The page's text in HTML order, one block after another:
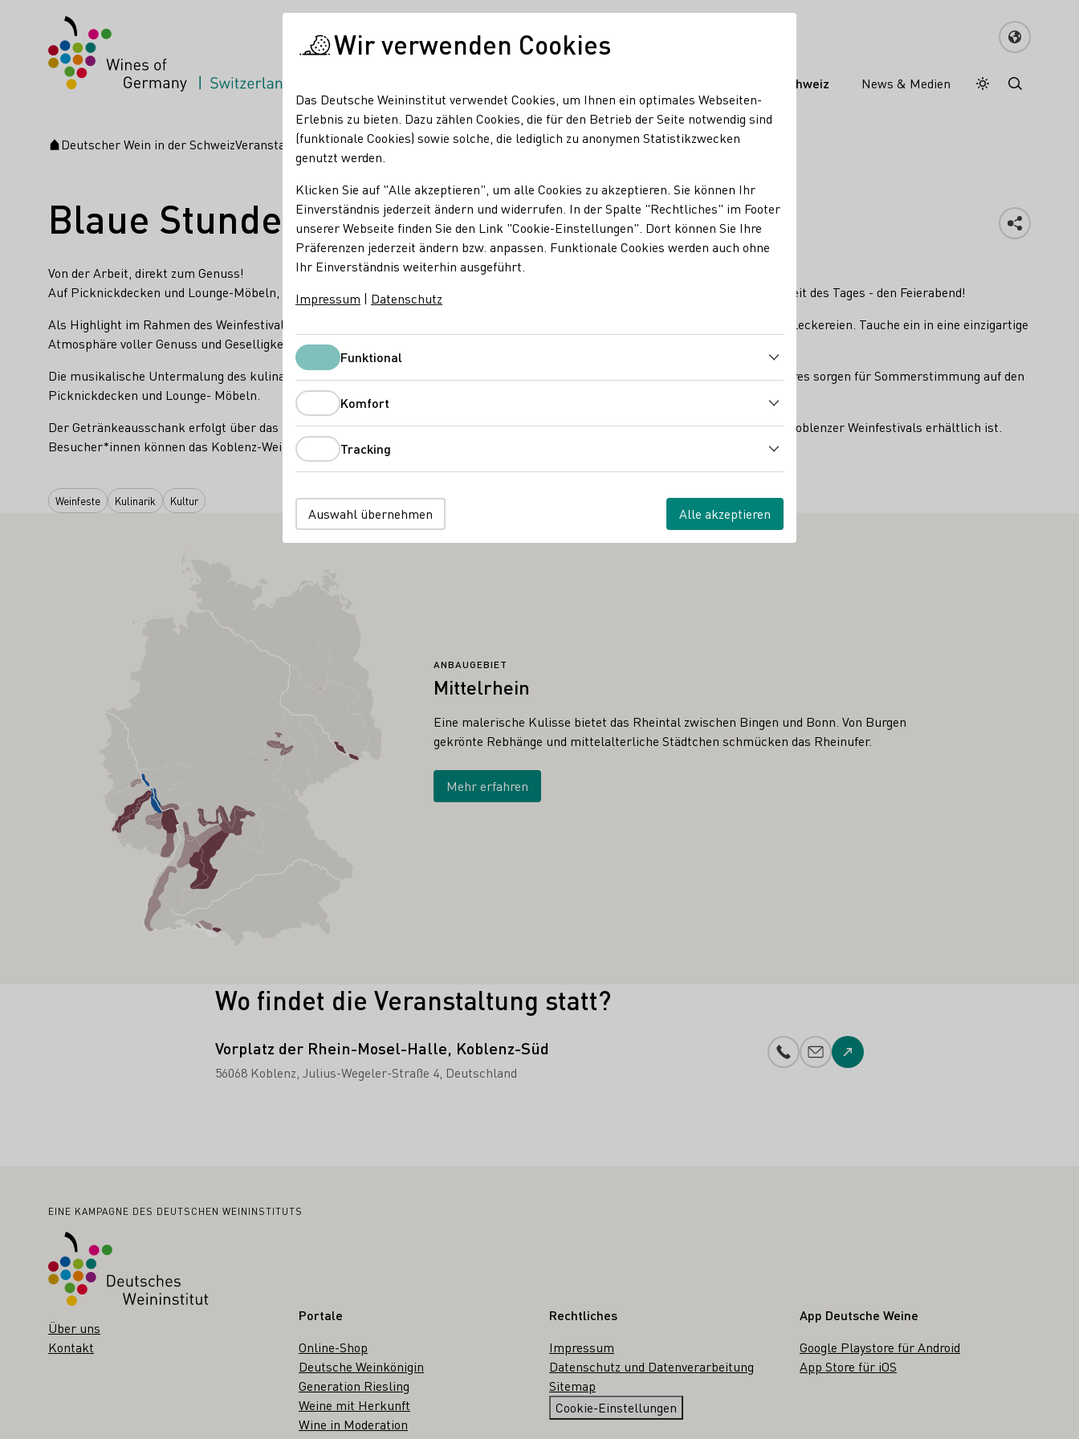
Deutscher Wein in der Schweiz News & Medien Tagesmodus
Nachtmodus
Startseite
Deutscher Wein in der SchweizVeranstaltungenBlaue Stunde- PopUp Weinbar
Blaue Stunde- PopUp Weinbar
Von der Arbeit, direkt zum Genuss!
Auf Picknickdecken und Lounge-Möbeln, mit relaxten Klängen im Ohr und einem Glas Riesling in der Hand feiern wir die schönste Zeit des Tages - den Feierabend!
Als Highlight im Rahmen des Weinfestival Koblenz bietet die Blaue Stunde die erlesenen Festivalweine in Begleitung von regionalen Leckereien. Tauche ein in eine einzigartige
Atmosphäre voller Genuss und Geselligkeit direkt vor der beeindruckenden Kulisse der Rhein-Mosel-Halle in Koblenz.
Die musikalische Untermalung des kulinarischen Feierabends liegt in der Hand eines DJs: Entspannte Beats aus verschiedenen Genres sorgen für Sommerstimmung auf den
Picknickdecken und Lounge- Möbeln.
Der Getränkeausschank erfolgt über das Koblenz-Weinglas, welches für den Pfandbetrag von 5,00 € auf allen Veranstaltungen des Koblenzer Weinfestivals erhältlich ist.
Besucher*innen können das Koblenz-Weinglas gerne behalten oder gegen den Pfandbetrag auf allen Veranstaltungen eintauschen.
Weinfeste Kulinarik Kultur
ANBAUGEBIET
Mittelrhein
Eine malerische Kulisse bietet das Rheintal zwischen Bingen und Bonn. Von Burgen
gekrönte Rebhänge und mittelalterliche Städtchen schmücken das Rheinufer.
Mehr erfahren
Wo findet die Veranstaltung statt?
Vorplatz der Rhein-Mosel-Halle, Koblenz-Süd
56068 Koblenz Julius-Wegeler-Straße 4 Deutschland
Telefonnummer
E-Mail-Adresse
Zur Website
Fußbereich
EINE KAMPAGNE DES DEUTSCHEN WEININSTITUTS
Über uns
Kontakt
Portale
Online-Shop
Deutsche Weinkönigin
Generation Riesling
Weine mit Herkunft
Wine in Moderation
Rechtliches
Impressum
Datenschutz und Datenverarbeitung
Sitemap
Cookie-Einstellungen
Wir verwenden Cookies
Das Deutsche Weininstitut verwendet Cookies, um Ihnen ein optimales Webseiten-
Erlebnis zu bieten. Dazu zählen Cookies, die für den Betrieb der Seite notwendig sind
(funktionale Cookies) sowie solche, die lediglich zu anonymen Statistikzwecken
genutzt werden.
Klicken Sie auf "Alle akzeptieren", um alle Cookies zu akzeptieren. Sie können Ihr
Einverständnis jederzeit ändern und widerrufen. In der Spalte "Rechtliches" im Footer
unserer Webseite finden Sie den Link "Cookie-Einstellungen". Dort können Sie Ihre
Präferenzen jederzeit ändern bzw. anpassen. Funktionale Cookies werden auch ohne
Ihr Einverständnis weiterhin ausgeführt.
Impressum | Datenschutz
FunktionalFunktional
Komfort
Tracking
Auswahl übernehmen Alle akzeptieren
App Deutsche Weine
Google Playstore für Android
App Store für iOS